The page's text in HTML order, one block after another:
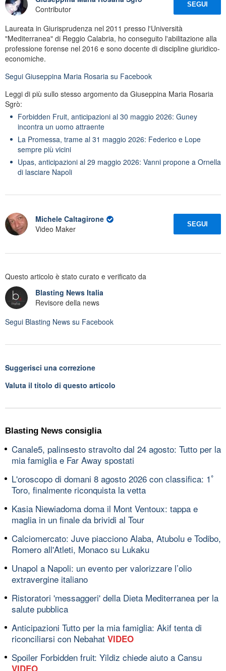
Contributor
SEGUI
Laureata in Giurisprudenza nel 2011 presso l'Università
"Mediterranea" di Reggio Calabria, ho conseguito l'abilitazione alla
professione forense nel 2016 e sono docente di discipline giuridico-
economiche.
Segui Giuseppina Maria Rosaria su Facebook
Leggi di più sullo stesso argomento da Giuseppina Maria Rosaria
Sgrò:
Forbidden Fruit, anticipazioni al 30 maggio 2026: Guney
incontra un uomo attraente
La Promessa, trame al 31 maggio 2026: Federico e Lope
sempre più vicini
Upas, anticipazioni al 29 maggio 2026: Vanni propone a Ornella
di lasciare Napoli
Michele Caltagirone
Video Maker
SEGUI
Questo articolo è stato curato e verificato da
Blasting News Italia
Revisore della news
Segui Blasting News su Facebook
Suggerisci una correzione
Valuta il titolo di questo articolo
Blasting News consiglia
Canale5, palinsesto stravolto dal 24 agosto: Tutto per la
mia famiglia e Far Away spostati
L'oroscopo di domani 8 agosto 2026 con classifica: 1ﾟ
Toro, finalmente riconquista la vetta
Kasia Niewiadoma doma il Mont Ventoux: tappa e
maglia in un finale da brividi al Tour
Calciomercato: Juve piacciono Alaba, Atubolu e Todibo,
Romero all'Atleti, Monaco su Lukaku
Unapol a Napoli: un evento per valorizzare l’olio
extravergine italiano
Ristoratori 'messaggeri' della Dieta Mediterranea per la
salute pubblica
Anticipazioni Tutto per la mia famiglia: Akif tenta di
riconciliarsi con Nebahat VIDEO
Spoiler Forbidden fruit: Yildiz chiede aiuto a Cansu
VIDEO